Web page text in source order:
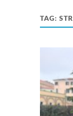
TAG: